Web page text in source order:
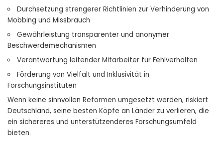
Durchsetzung strengerer Richtlinien zur Verhinderung von
Mobbing und Missbrauch
Gewährleistung transparenter und anonymer
Beschwerdemechanismen
Verantwortung leitender Mitarbeiter für Fehlverhalten
Förderung von Vielfalt und Inklusivität in
Forschungsinstituten
Wenn keine sinnvollen Reformen umgesetzt werden, riskiert
Deutschland, seine besten Köpfe an Länder zu verlieren, die
ein sichereres und unterstützenderes Forschungsumfeld
bieten.